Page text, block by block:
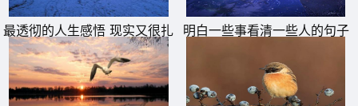
入却无收获的感情;放弃某种选择，也许会因此伤感，而这
伤感并不妨碍我们新的开始!安然一份放弃，固守一份洒
脱。
最透彻的人生感悟 现实又很扎
心的句子
明白一些事看清一些人的句子